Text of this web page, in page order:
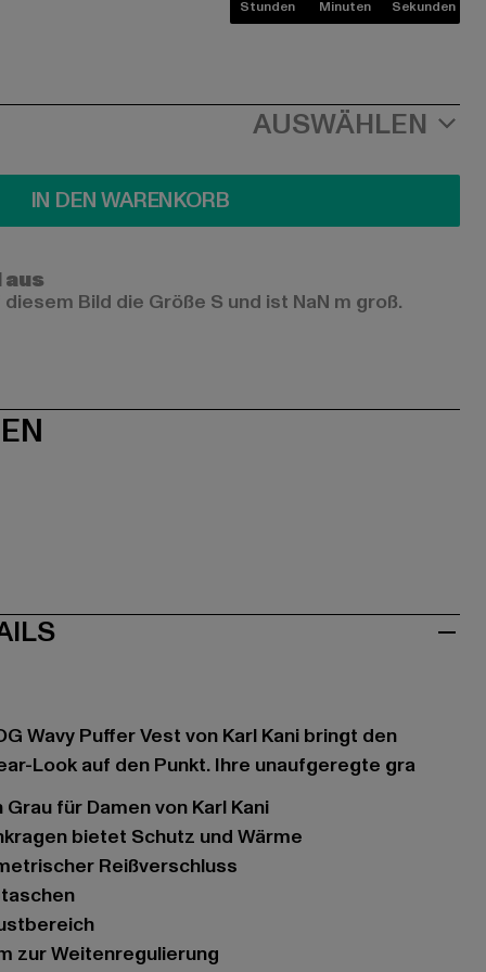
Stunden Minuten Sekunden
AUSWÄHLEN
IN DEN WARENKORB
Bild die Größe S und ist NaN m groß.
Wavy Puffer Vest von Karl Kani bringt den
Look auf den Punkt. Ihre unaufgeregte gra
Grau für Damen von Karl Kani
bietet Schutz und Wärme
Reißverschluss
zur Weitenregulierung